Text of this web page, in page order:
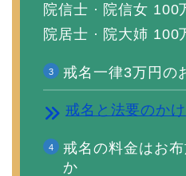
院信士 · 院信女 100
院居士 · 院大姉 100
戒名一律3万円の
戒名と法要のか
戒名の料金はお
か